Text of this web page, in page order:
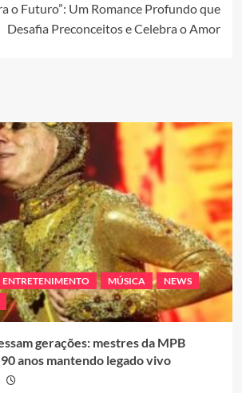
o Futuro”: Um Romance Profundo que
Desafia Preconceitos e Celebra o Amor
ENTRETENIMENTO MÚSICA
NEWS
gerações: mestres da MPB
anos mantendo legado vivo